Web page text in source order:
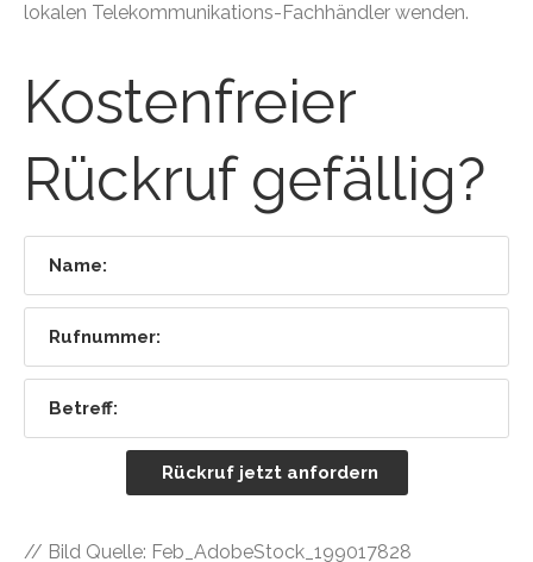
lokalen Telekommunikations-Fachhändler wenden.
Kostenfreier
Rückruf gefällig?
// Bild Quelle: Feb_AdobeStock_199017828